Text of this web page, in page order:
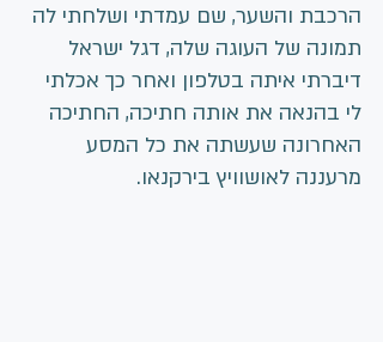
הרכבת והשער, שם עמדתי ושלחתי לה
תמונה של העוגה שלה, דגל ישראל
דיברתי איתה בטלפון ואחר כך אכלתי
לי בהנאה את אותה חתיכה, החתיכה
האחרונה שעשתה את כל המסע
מרעננה לאושוויץ בירקנאו.